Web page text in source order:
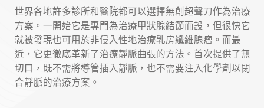
世界各地許多診所和醫院都可以選擇無創超聲刀作為治療
方案。一開始它是專門為治療甲狀腺結節而設，但很快它
就被發現也可用於非侵入性地治療乳房纖維腺瘤。而最
近，它更徹底革新了治療靜脈曲張的方法。首次提供了無
切口，既不需將導管插入靜脈，也不需要注入化學劑以閉
合靜脈的治療方案。